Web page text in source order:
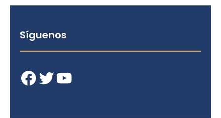
Síguenos
Facebook Twitter YouTube